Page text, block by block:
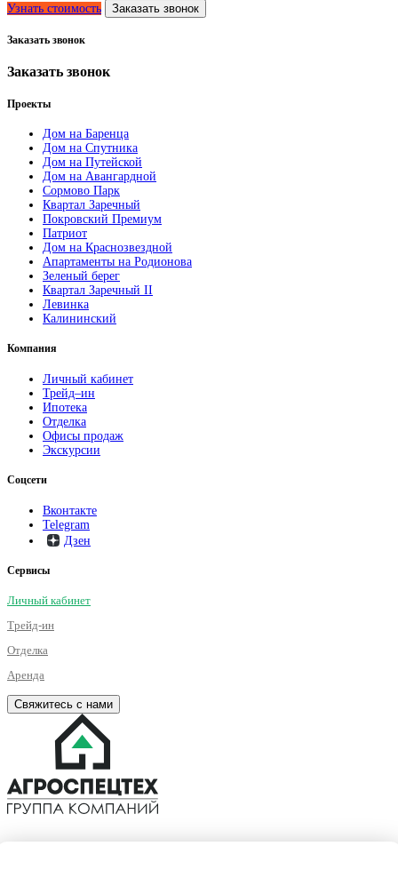
Узнать стоимость
Заказать звонок
Заказать звонок
Заказать звонок
Проекты
Дом на Баренца
Дом на Спутника
Дом на Путейской
Дом на Авангардной
Сормово Парк
Квартал Заречный
Покровский Премиум
Патриот
Дом на Краснозвездной
Апартаменты на Родионова
Зеленый берег
Квартал Заречный II
Левинка
Калининский
Компания
Личный кабинет
Трейд–ин
Ипотека
Отделка
Офисы продаж
Экскурсии
Соцсети
Вконтакте
Telegram
Дзен
Сервисы
Личный кабинет
Трейд-ин
Отделка
Аренда
Свяжитесь с нами